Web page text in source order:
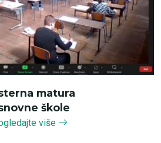
matura
škole
više